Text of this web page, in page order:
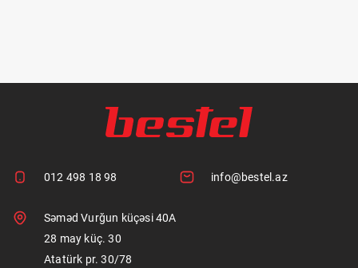
012 498 18 98 info@bestel.az
Səməd Vurğun küçəsi 40A
28 may küç. 30
Atatürk pr. 30/78